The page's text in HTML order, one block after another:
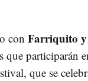
con Farriquito
que participarán
que se